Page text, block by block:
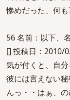
惨めだった、何
56 名前：以下、
[] 投稿日：2010/
気が付くと、自分
彼には言えない秘
んっ・・はぁ、